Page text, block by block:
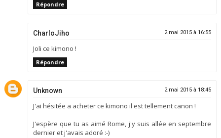
Répondre
CharloJiho 2 mai 2015 à 16:55
Joli ce kimono !
Répondre
Unknown 2 mai 2015 à 18:45
J'ai hésitée a acheter ce kimono il est tellement canon !
J'espère que tu as aimé Rome, j'y suis allée en septembre
dernier et j'avais adoré :-)